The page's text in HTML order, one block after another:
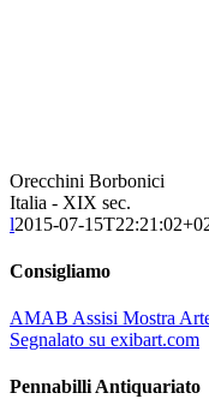
Orecchini Borbonici
Italia - XIX sec.
l2015-07-
Consigliamo
AMAB Assisi Mostra
Segnalato su exibart.com
Pennabilli Antiquariato